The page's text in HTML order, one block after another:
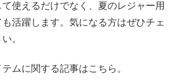
使えるだけでなく、夏のレジャー用
活躍します。気になる方はぜひチェ
。
ムに関する記事はこちら。